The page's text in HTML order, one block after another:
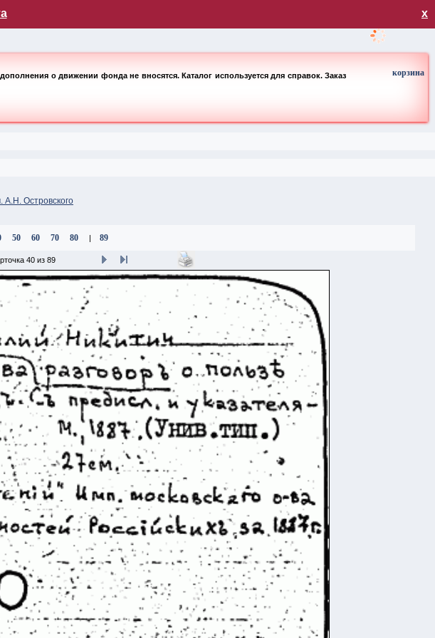
х
о движении фонда не вносятся. Каталог используется для справок. Заказ
корзина
А.Н. Островского
50 60 70 80 | 89
40 из 89